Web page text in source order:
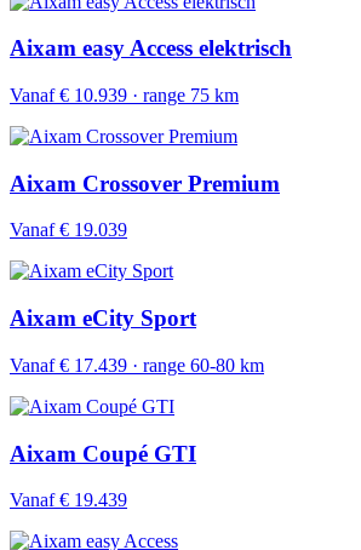
Aixam easy Access elektrisch
Vanaf € 10.939 · range 75 km
Aixam Crossover Premium
Vanaf € 19.039
Aixam eCity Sport
Vanaf € 17.439 · range 60-80 km
Aixam Coupé GTI
Vanaf € 19.439